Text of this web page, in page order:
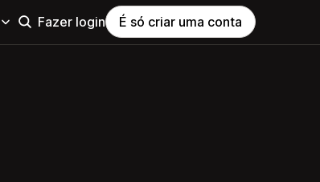
Fazer login É só criar uma conta